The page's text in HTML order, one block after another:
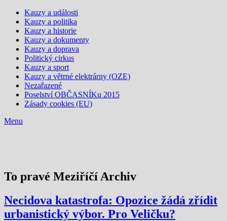
Kauzy a události
Kauzy a politika
Kauzy a historie
Kauzy a dokumenty
Kauzy a doprava
Politický cirkus
Kauzy a sport
Kauzy a větrné elektrárny (OZE)
Nezařazené
Poselství OBČASNÍKu 2015
Zásady cookies (EU)
Menu
To pravé Meziříčí Archiv
Necidova katastrofa: Opozice žádá zřídit
urbanistický výbor. Pro Veličku?